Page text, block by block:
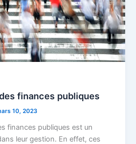
finances publiques
10, 2023
finances publiques est un
leur gestion. En effet, ces